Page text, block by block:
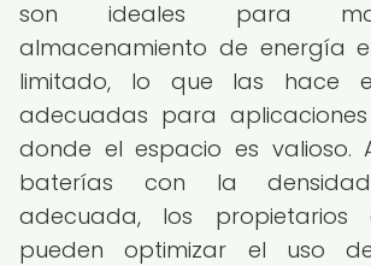
son ideales para
almacenamiento de energía
limitado, lo que las hace
adecuadas para aplicaciones
donde el espacio es valioso.
baterías con la densidad
adecuada, los propietarios
pueden optimizar el uso